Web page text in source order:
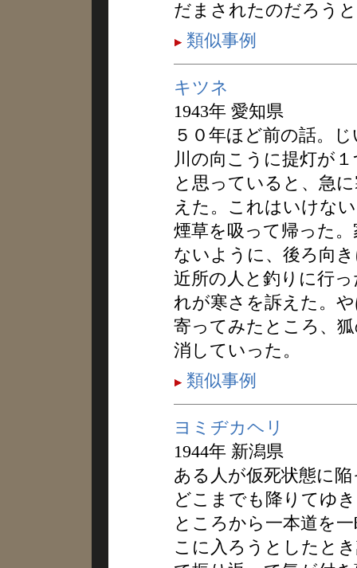
だまされたのだろう
類似事例
キツネ
1943年 愛知県
５０年ほど前の話。
川の向こうに提灯が
と思っていると、急
えた。これはいけな
煙草を吸って帰った
ないように、後ろ向
近所の人と釣りに行
れが寒さを訴えた。
寄ってみたところ、
消していった。
類似事例
ヨミヂカヘリ
1944年 新潟県
ある人が仮死状態に
どこまでも降りてゆ
ところから一本道を
こに入ろうとしたと